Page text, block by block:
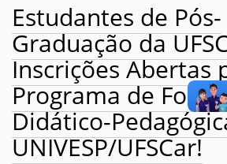
Estudantes de Pós-
Graduação da
Inscrições Abertas
Programa de
Didático-
UNIVESP/UFSCar!